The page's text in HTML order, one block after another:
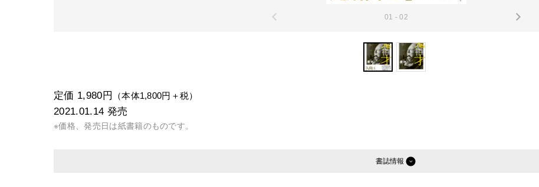
01 - 02
定価 1,980円 （本体1,800円＋税）
2021.01.14 発売
※価格、発売日は紙書籍のものです。
書誌情報